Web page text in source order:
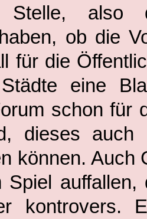
Stelle, also
ob die
für die
eine
schon für
dieses auch
können. Auch
Spiel auffallen,
kontrovers.